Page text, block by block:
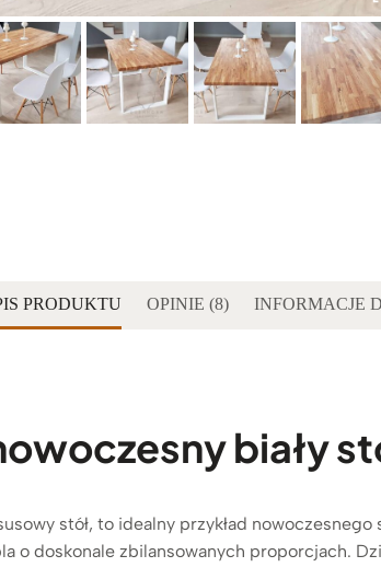
PRODUKTU OPINIE (8) INFORMACJE
biały
stół, to idealny przykład
o doskonale zbilansowanych proporcjach. D